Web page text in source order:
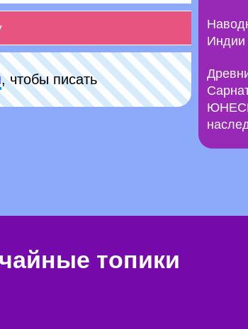
, чтобы писать
Индии
топики